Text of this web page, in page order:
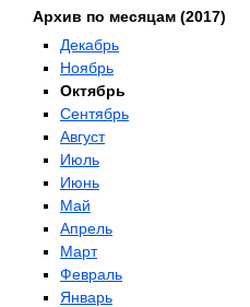
Архив по месяцам (2017)
Декабрь
Ноябрь
Октябрь
Сентябрь
Август
Июль
Июнь
Май
Апрель
Март
Февраль
Январь